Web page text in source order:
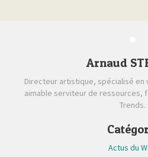
Arnaud
Directeur artistique, spécialisé en
aimable serviteur de ressources,
Trends.
Actus du